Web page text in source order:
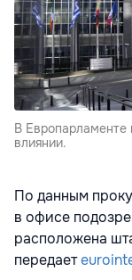
В Европарламенте
влиянии.
По данным
в офисе
расположена
передает